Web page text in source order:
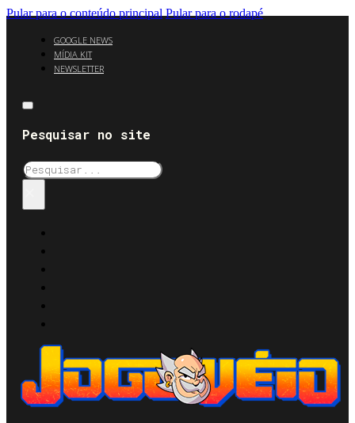
Pular para o conteúdo principal Pular para o rodapé
GOOGLE NEWS
MÍDIA KIT
NEWSLETTER
Pesquisar no site
Pesquisar